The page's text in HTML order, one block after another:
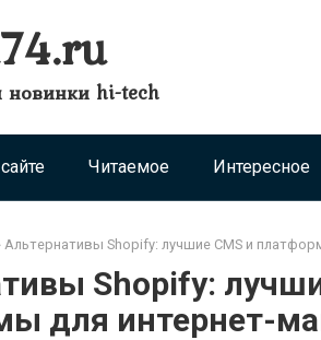
новинки hi-tech
Читаемое Интересное
Альтернативы Shopify: лучшие CMS и
Shopify:
для интернет-